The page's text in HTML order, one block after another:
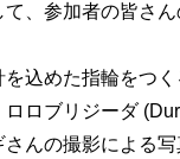
、参加者の皆さ
込めた指輪をつ
ロブリジーダ
んの撮影による写